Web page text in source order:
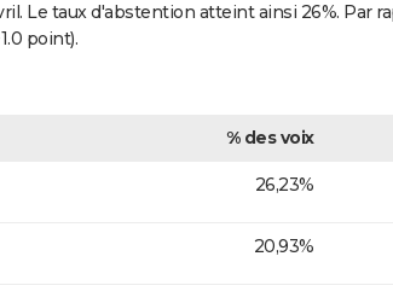
Le taux d'abstention atteint ainsi 26%. Par
point).
% des voix
26,23%
20,93%